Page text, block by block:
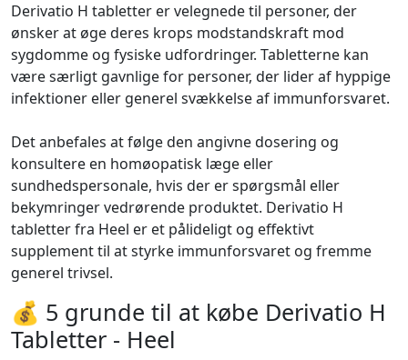
Derivatio H tabletter er velegnede til personer, der
ønsker at øge deres krops modstandskraft mod
sygdomme og fysiske udfordringer. Tabletterne kan
være særligt gavnlige for personer, der lider af hyppige
infektioner eller generel svækkelse af immunforsvaret.
Det anbefales at følge den angivne dosering og
konsultere en homøopatisk læge eller
sundhedspersonale, hvis der er spørgsmål eller
bekymringer vedrørende produktet. Derivatio H
tabletter fra Heel er et pålideligt og effektivt
supplement til at styrke immunforsvaret og fremme
generel trivsel.
💰 5 grunde til at købe Derivatio H
Tabletter - Heel